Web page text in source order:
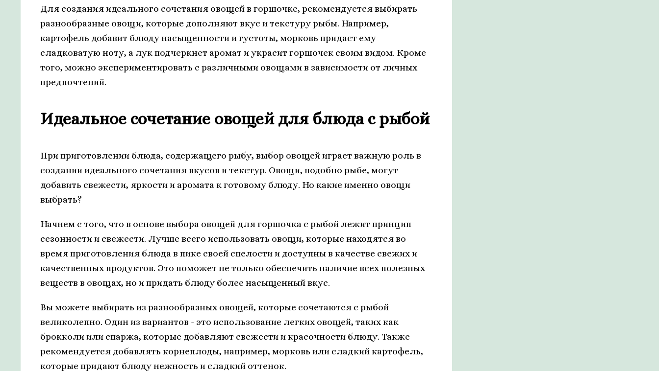
Для создания идеального сочетания овощей в горшочке, рекомендуется выбирать
разнообразные овощи, которые дополняют вкус и текстуру рыбы. Например,
картофель добавит блюду насыщенности и густоты, морковь придаст ему
сладковатую ноту, а лук подчеркнет аромат и украсит горшочек своим видом. Кроме
того, можно экспериментировать с различными овощами в зависимости от личных
предпочтений.
Идеальное сочетание овощей для блюда с рыбой
При приготовлении блюда, содержащего рыбу, выбор овощей играет важную роль в
создании идеального сочетания вкусов и текстур. Овощи, подобно рыбе, могут
добавить свежести, яркости и аромата к готовому блюду. Но какие именно овощи
выбрать?
Начнем с того, что в основе выбора овощей для горшочка с рыбой лежит принцип
сезонности и свежести. Лучше всего использовать овощи, которые находятся во
время приготовления блюда в пике своей спелости и доступны в качестве свежих и
качественных продуктов. Это поможет не только обеспечить наличие всех полезных
веществ в овощах, но и придать блюду более насыщенный вкус.
Вы можете выбирать из разнообразных овощей, которые сочетаются с рыбой
великолепно. Один из вариантов - это использование легких овощей, таких как
брокколи или спаржа, которые добавляют свежести и красочности блюду. Также
рекомендуется добавлять корнеплоды, например, морковь или сладкий картофель,
которые придают блюду нежность и сладкий оттенок.